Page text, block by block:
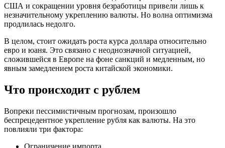
США и сокращении уровня безработицы привели лишь к
незначительному укреплению валюты. Но волна оптимизма
продлилась недолго.
В целом, стоит ожидать роста курса доллара относительно
евро и юаня. Это связано с неоднозначной ситуацией,
сложившейся в Европе на фоне санкций и медленным, но
явным замедлением роста китайской экономики.
Что происходит с рублем
Вопреки пессимистичным прогнозам, произошло
беспрецедентное укрепление рубля как валюты. На это
повлияли три фактора:
Ограничение импорта.